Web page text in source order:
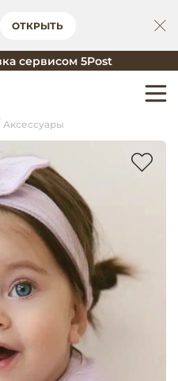
ОТКРЫТЬ
сервисом 5Post
Аксессуары